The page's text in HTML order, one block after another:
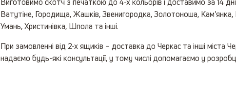
Ватутіне, Городища, Жашків, Звенигородка, Золотоноша, Кам'янка,
Умань, Христинівка, Шпола та інші.
При замовленні від 2-х ящиків – доставка до Черкас та інші міста
надаємо будь-які консультації, у тому числі допомагаємо у